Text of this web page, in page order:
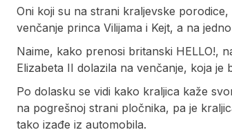
Oni koji su na strani kraljevske
venčanje princa Vilijama i Kejt, a na
Naime, kako prenosi britanski HELLO!,
Elizabeta II dolazila na venčanje, koja je
Po dolasku se vidi kako kraljica kaže
na pogrešnoj strani pločnika, pa je
tako izađe iz automobila.